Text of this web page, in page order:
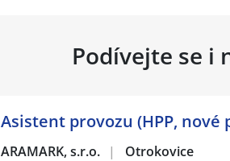
Podívejte se i
Asistent provozu (HPP,
ARAMARK, s.r.o. | Otrokovice